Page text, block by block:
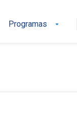
Programas arrow_drop_down